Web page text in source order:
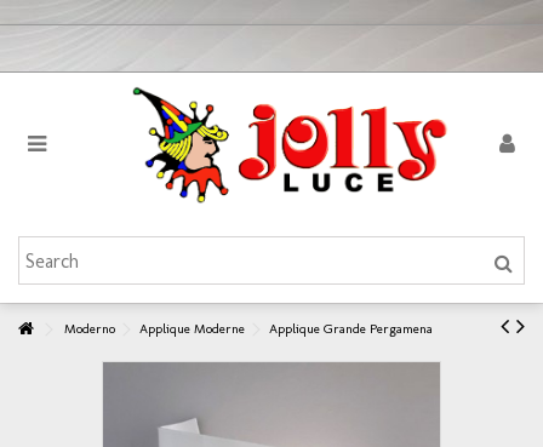
Moderno Applique Moderne Applique Grande Pergamena